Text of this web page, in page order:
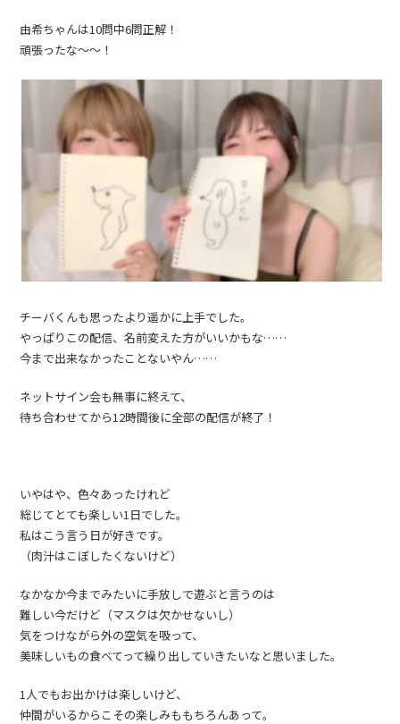
由希ちゃんは10問中6問正解！
頑張ったな〜〜！
チーバくんも思ったより遥かに上手でした。
やっぱりこの配信、名前変えた方がいいかもな……
今まで出来なかったことないやん……
ネットサイン会も無事に終えて、
待ち合わせてから12時間後に全部の配信が終了！
いやはや、色々あったけれど
総じてとても楽しい1日でした。
私はこう言う日が好きです。
（肉汁はこぼしたくないけど）
なかなか今までみたいに手放しで遊ぶと言うのは
難しい今だけど（マスクは欠かせないし）
気をつけながら外の空気を吸って、
美味しいもの食べてって繰り出していきたいなと思いました。
1人でもお出かけは楽しいけど、
仲間がいるからこその楽しみももちろんあって。